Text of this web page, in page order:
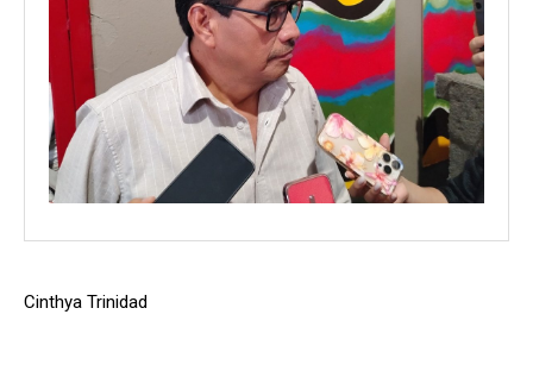
Cinthya Trinidad